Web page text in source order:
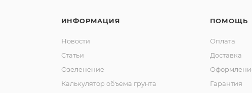
ИНФОРМАЦИЯ
Новости
Статьи
Озеленение
Калькулятор объема грунта
ПОМОЩЬ
Оплата
Доставка
Гарантия